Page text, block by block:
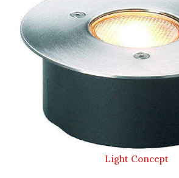
Light Concept